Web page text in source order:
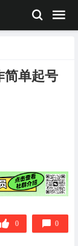
简单起号
0 0